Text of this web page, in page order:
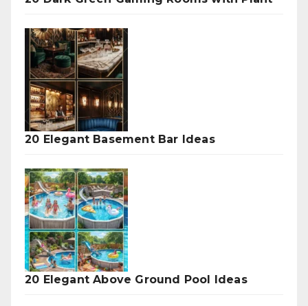
20 Elegant Basement Bar Ideas
20 Elegant Above Ground Pool Ideas